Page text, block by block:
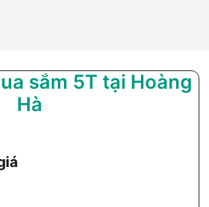
sắm 5T tại Hoàng
Hà